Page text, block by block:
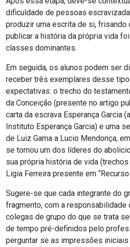
dificuldade de pessoas
produzir uma escrita de si, frisando
publicar a história da própria vida
classes dominantes.
Em seguida, os alunos podem ser
receber três exemplares desse
expectativas: o trecho do
da Conceição (presente no artigo
carta da escrava Esperança Garcia
Instituto Esperança Garcia) e uma
de Luiz Gama a Lucio Mendonça,
se tornou um dos líderes do
sua própria história de vida
Ligia Ferreira presente em
Sugere-se que cada integrante do
fragmento, com a responsabilidade
colegas de grupo do que se trata
de tempo pré-definidos pelo
perguntar se as impressões